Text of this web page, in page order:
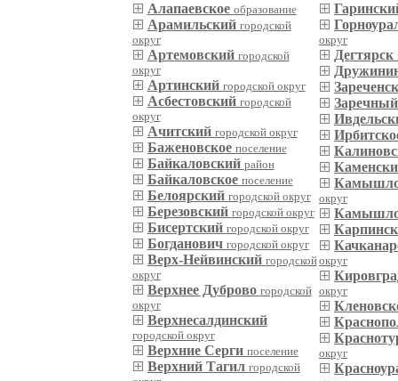
Алапаевское образование
Арамильский городской
округ
Артемовский городской
округ
Артинский городской округ
Асбестовский городской
округ
Ачитский городской округ
Баженовское поселение
Байкаловский район
Байкаловское поселение
Белоярский городской округ
Березовский городской округ
Бисертский городской округ
Богданович городской округ
Верх-Нейвинский городской
округ
Верхнее Дуброво городской
округ
Верхнесалдинский
городской округ
Верхние Серги поселение
Верхний Тагил городской
округ
Дегтярск
округ
округ
округ
округ